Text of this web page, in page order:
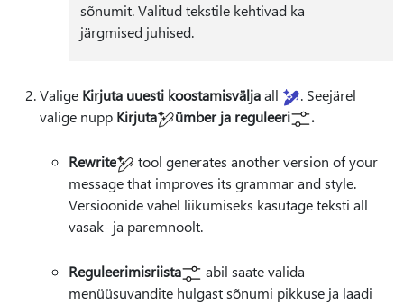
sõnumit. Valitud tekstile kehtivad ka
järgmised juhised.
Valige Kirjuta uuesti koostamisväljaall
. Seejärel
valige nupp Kirjuta ümber ja reguleeri .
Rewrite
tool generates another version of your
message that improves its grammar and style.
Versioonide vahel liikumiseks kasutage teksti all
vasak- ja paremnoolt.
Reguleerimisriista
abil saate valida
menüüsuvandite hulgast sõnumi pikkuse ja laadi